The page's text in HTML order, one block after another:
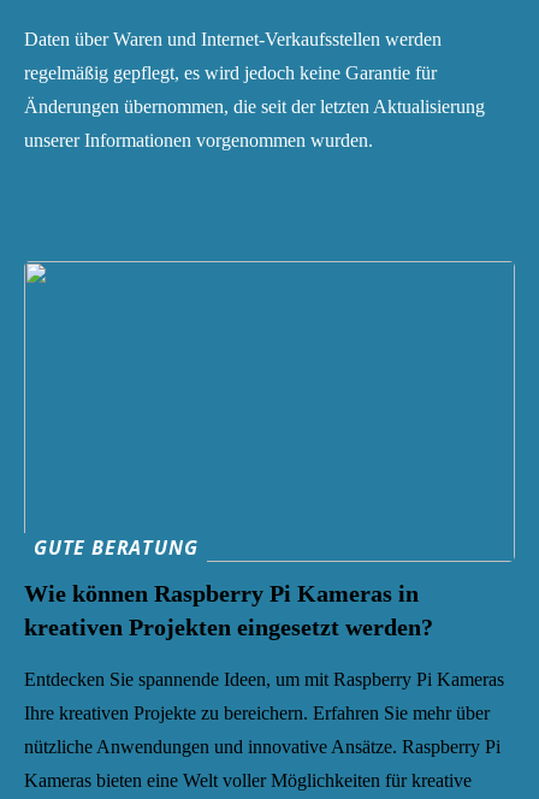
Daten über Waren und Internet-Verkaufsstellen werden
regelmäßig gepflegt, es wird jedoch keine Garantie für
Änderungen übernommen, die seit der letzten Aktualisierung
unserer Informationen vorgenommen wurden.
GUTE BERATUNG
Wie können Raspberry Pi Kameras in
kreativen Projekten eingesetzt werden?
Entdecken Sie spannende Ideen, um mit Raspberry Pi Kameras
Ihre kreativen Projekte zu bereichern. Erfahren Sie mehr über
nützliche Anwendungen und innovative Ansätze. Raspberry Pi
Kameras bieten eine Welt voller Möglichkeiten für kreative